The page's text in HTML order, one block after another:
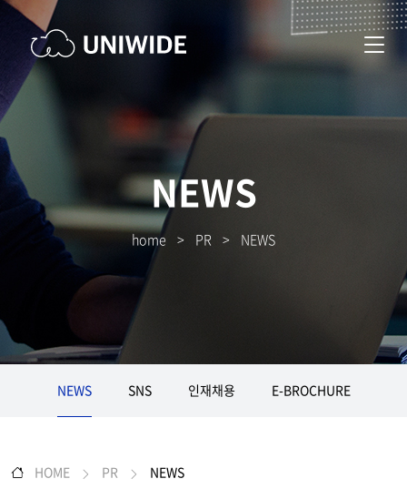
NEWS
home > PR > NEWS
NEWS SNS 인재채용 E-BROCHURE
HOME PR NEWS